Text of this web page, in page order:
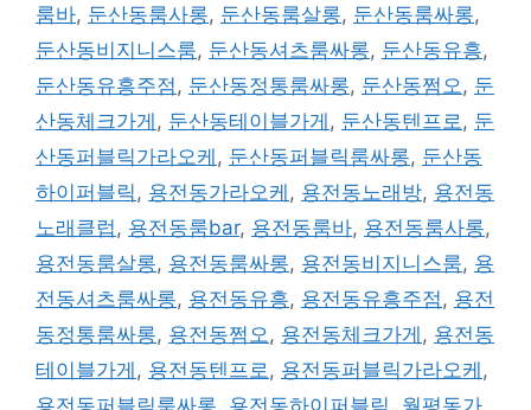
룸바, 둔산동룸사롱, 둔산동룸살롱, 둔산동룸싸롱,
둔산동비지니스룸, 둔산동셔츠룸싸롱, 둔산동유흥,
둔산동유흥주점 , 둔산동정통룸싸롱, 둔산동쩜오 , 둔
산동체크가게 , 둔산동테이블가게 , 둔산동텐프로 , 둔
산동퍼블릭가라오케 , 둔산동퍼블릭룸싸롱, 둔산동
하이퍼블릭 , 용전동가라오케 , 용전동노래방, 용전동
노래클럽 , 용전동룸bar, 용전동룸바, 용전동룸사롱,
용전동룸살롱, 용전동룸싸롱, 용전동비지니스룸, 용
전동셔츠룸싸롱, 용전동유흥, 용전동유흥주점 , 용전
동정통룸싸롱, 용전동쩜오 , 용전동체크가게 , 용전동
테이블가게 , 용전동텐프로 , 용전동퍼블릭가라오케 ,
용전동퍼블릭룸싸롱, 용전동하이퍼블릭 , 월평동가